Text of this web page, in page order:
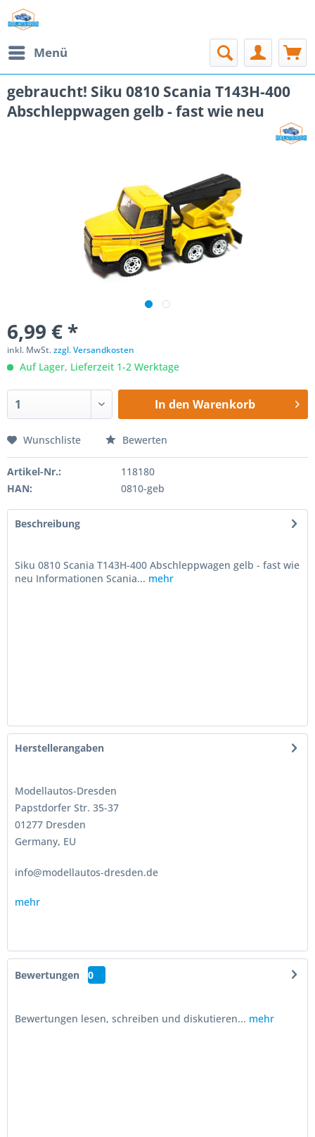
Menü
gebraucht! Siku 0810 Scania T143H-400
Abschleppwagen gelb - fast wie neu
6,99 € *
inkl. MwSt.zzgl. Versandkosten
Auf Lager, Lieferzeit 1-2 Werktage
In den Warenkorb
Wunschliste Bewerten
Artikel-Nr.:
118180
HAN:
0810-geb
Beschreibung
Siku 0810 Scania T143H-400 Abschleppwagen gelb - fast wie
neu Informationen Scania... mehr
Herstellerangaben
Modellautos-Dresden
Papstdorfer Str. 35-37
01277 Dresden
Germany, EU
info@modellautos-dresden.de
mehr
Bewertungen 0
Bewertungen lesen, schreiben und diskutieren... mehr